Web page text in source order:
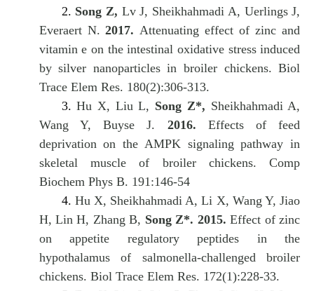
2. Song Z, Lv J, Sheikhahmadi A, Uerlings J,
Everaert N.2017. Attenuating effect of zinc and
vitamin e on the intestinal oxidative stress induced
by silver nanoparticles in broiler chickens. Biol
Trace Elem Res. 180(2):306-313.
3.Hu X, Liu L, Song Z*, Sheikhahmadi A,
Wang Y, Buyse J. 2016.
Effects of feed
deprivation on the AMPK signaling pathway in
skeletal muscle of broiler chickens. Comp
Biochem Phys B. 191:146-54
4. Hu X, Sheikhahmadi A, Li X, Wang Y, Jiao
H, Lin H, Zhang B, Song Z*. 2015. Effect of zinc
on appetite regulatory peptides in the
hypothalamus of salmonella-challenged broiler
chickens. Biol Trace Elem Res. 172(1):228-33.